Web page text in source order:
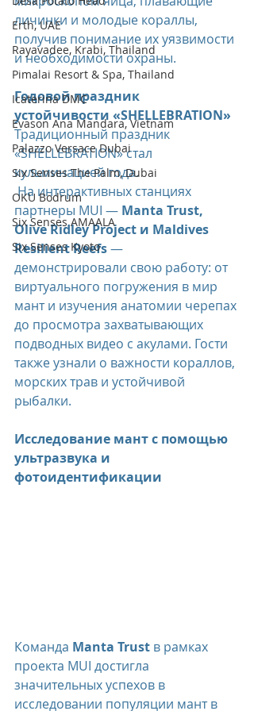
Erth, UAE
Rayavadee, Krabi, Thailand
Pimalai Resort & Spa, Thailand
Icaterina DMC
Evason Ana Mandara, Vietnam
Palazzo Versace Dubai
Six Senses The Palm, Dubai
OKU Bodrum
Six Senses AMAALA
Six Senses Kyoto
личинки и молодые кораллы,
получив понимание их уязвимости
и необходимости охраны.
Годовой праздник
устойчивости «SHELLEBRATION»
Традиционный праздник
«SHELLEBRATION» стал
кульминацией года.
На интерактивных станциях
партнеры MUI — Manta Trust,
Olive Ridley Project и Maldives
Resilient Reefs —
демонстрировали свою работу: от
виртуального погружения в мир
мант и изучения анатомии черепах
до просмотра захватывающих
подводных видео с акулами. Гости
также узнали о важности кораллов,
морских трав и устойчивой
рыбалки.
Исследование мант с помощью
ультразвука и
фотоидентификации
Команда Manta Trust в рамках
проекта MUI достигла
значительных успехов в
исследовании популяции мант в